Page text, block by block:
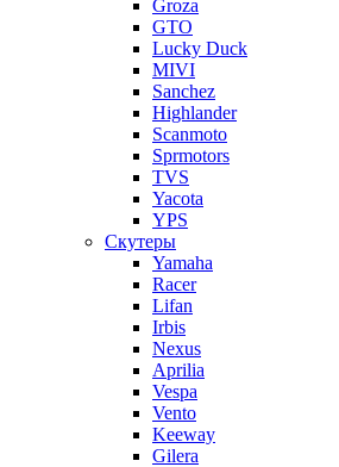
Groza
GTO
Lucky Duck
MIVI
Sanchez
Highlander
Scanmoto
Sprmotors
TVS
Yacota
YPS
Скутеры
Yamaha
Racer
Lifan
Irbis
Nexus
Aprilia
Vespa
Vento
Keeway
Gilera